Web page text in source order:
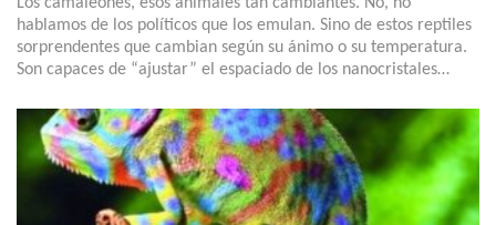
hablamos de los políticos que los emulan. Sino de estos reptiles
sorprendentes que cambian según su ánimo o su temperatura.
Son capaces de “ajustar” el espaciado de los nanocristales…